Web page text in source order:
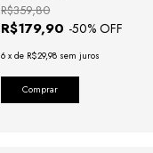
R$179,90 -50% OFF
R$359,80
6 xde R$29,98 sem juros
Comprar